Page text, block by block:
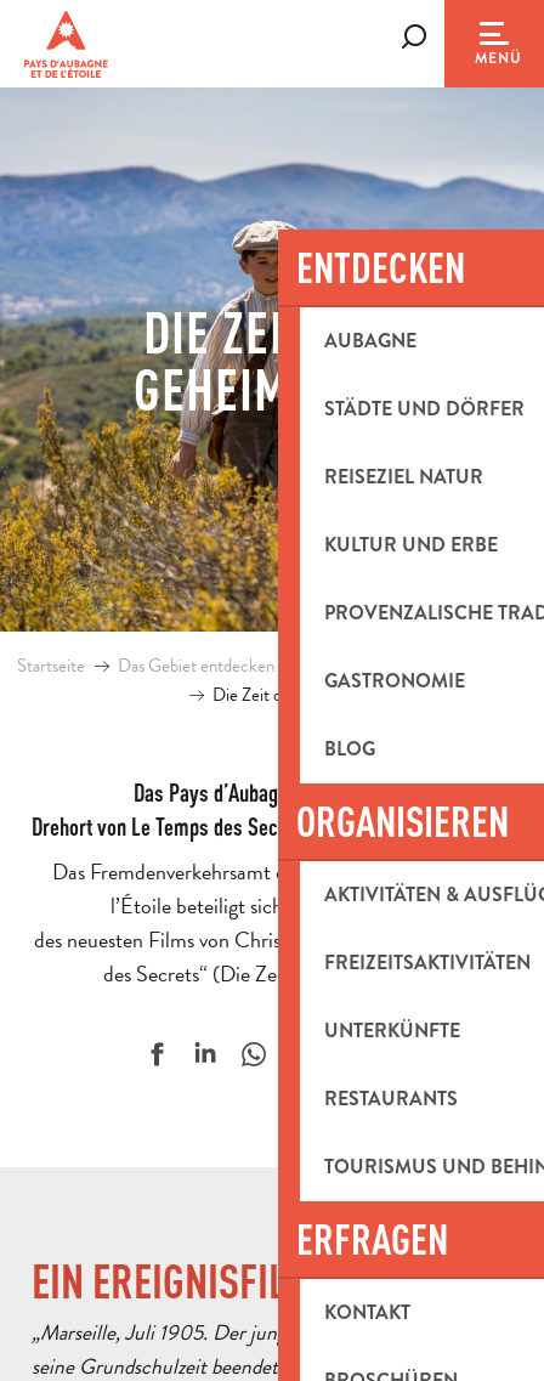
contenu
MENÜ
ENTDECKEN
AUBAGNE
STÄDTE UND DÖRFER
REISEZIEL NATUR
KULTUR UND ERBE
PROVENZALISCHE
GASTRONOMIE
BLOG
ORGANISIEREN
AKTIVITÄTEN &
FREIZEITSAKTIVITÄTEN
UNTERKÜNFTE
RESTAURANTS
TOURISMUS UND
ERFRAGEN
KONTAKT
DIE ZEIT DER
GEHEIMNISSE
Startseite Das Gebiet entdecken
Die Zeit der Geheimnisse
Das Pays d’Aubagne et de l’Étoile,
Drehort von Le Temps des Secrets (Zeit der Geheimnisse)…
Das Fremdenverkehrsamt des Pays d’Aubagne et de
l’Étoile beteiligt sich am Kinostart von
des neuesten Films von Christophe Barratier: „Le Temps
des Secrets“ (Die Zeit der Geheimnisse)
EIN EREIGNISFILM
„Marseille, Juli 1905. Der junge Marcel Pagnol hat gerade
seine Grundschulzeit beendet. In drei Monaten wird er in